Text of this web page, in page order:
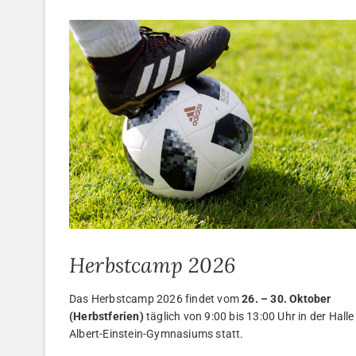
Herbstcamp 2026
Das Herbstcamp 2026 findet vom26. – 30. Oktober
(Herbstferien)täglich von 9:00 bis 13:00 Uhr in der Halle
Albert-Einstein-Gymnasiums statt.